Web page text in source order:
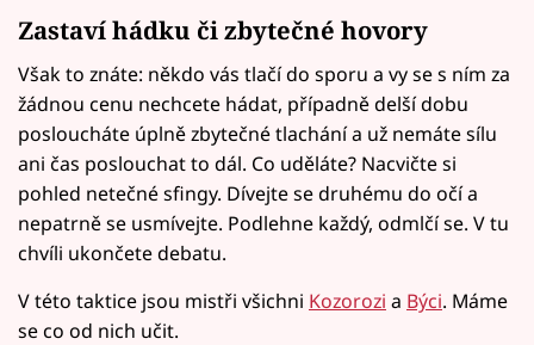
Zastaví hádku či zbytečné hovory
Však to znáte: někdo vás tlačí do sporu a vy se s ním za
žádnou cenu nechcete hádat, případně delší dobu
posloucháte úplně zbytečné tlachání a už nemáte sílu
ani čas poslouchat to dál. Co uděláte? Nacvičte si
pohled netečné sfingy. Dívejte se druhému do očí a
nepatrně se usmívejte. Podlehne každý, odmlčí se. V tu
chvíli ukončete debatu.
V této taktice jsou mistři všichni Kozorozi a Býci. Máme
se co od nich učit.